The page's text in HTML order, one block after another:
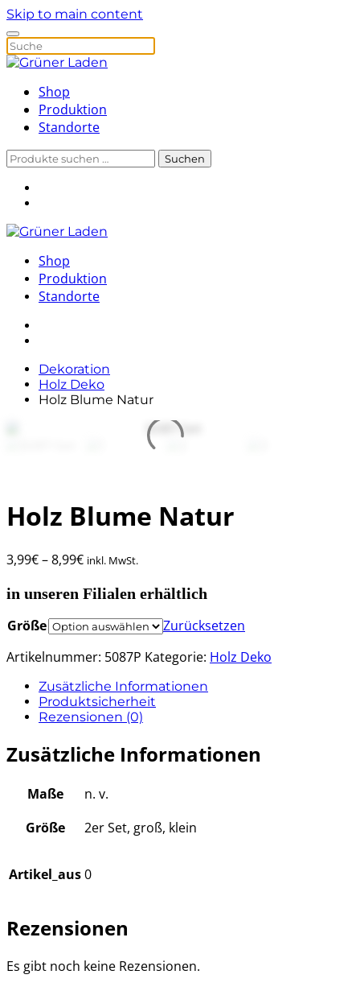
Skip to main content
Shop
Produktion
Standorte
Suchen
Suchen
Shop
Produktion
Standorte
Dekoration
Holz Deko
Holz Blume Natur
Holz Blume Natur
3,99€–8,99€ inkl. MwSt.
in unseren Filialen erhältlich
Größe
Zurücksetzen
Artikelnummer: 5087P Kategorie: Holz Deko
Zusätzliche Informationen
Produktsicherheit
Rezensionen (0)
Zusätzliche Informationen
Maße
n. v.
Größe
2er Set, groß, klein
Artikel_aus0
Rezensionen
Es gibt noch keine Rezensionen.